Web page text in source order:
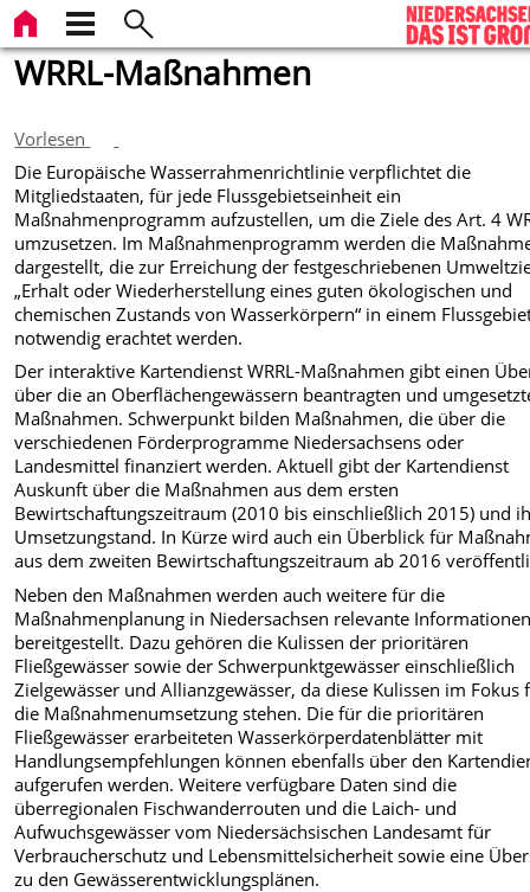
WRRL-Maßnahmen
Vorlesen
Die Europäische Wasserrahmenrichtlinie verpflichtet die
Mitgliedstaaten, für jede Flussgebietseinheit ein
Maßnahmenprogramm aufzustellen, um die Ziele des Art. 4
umzusetzen. Im Maßnahmenprogramm werden die
dargestellt, die zur Erreichung der festgeschriebenen
„Erhalt oder Wiederherstellung eines guten ökologischen und
chemischen Zustands von Wasserkörpern“ in einem
notwendig erachtet werden.
Der interaktive Kartendienst WRRL-Maßnahmen gibt einen
über die an Oberflächengewässern beantragten und
Maßnahmen. Schwerpunkt bilden Maßnahmen, die über die
verschiedenen Förderprogramme Niedersachsens oder
Landesmittel finanziert werden. Aktuell gibt der Kartendienst
Auskunft über die Maßnahmen aus dem ersten
Bewirtschaftungszeitraum (2010 bis einschließlich 2015) und
Umsetzungstand. In Kürze wird auch ein Überblick für
aus dem zweiten Bewirtschaftungszeitraum ab 2016
Neben den Maßnahmen werden auch weitere für die
Maßnahmenplanung in Niedersachsen relevante
bereitgestellt. Dazu gehören die Kulissen der prioritären
Fließgewässer sowie der Schwerpunktgewässer einschließlich
Zielgewässer und Allianzgewässer, da diese Kulissen im Fokus
die Maßnahmenumsetzung stehen. Die für die prioritären
Fließgewässer erarbeiteten Wasserkörperdatenblätter mit
Handlungsempfehlungen können ebenfalls über den
aufgerufen werden. Weitere verfügbare Daten sind die
überregionalen Fischwanderrouten und die Laich- und
Aufwuchsgewässer vom Niedersächsischen Landesamt für
Verbraucherschutz und Lebensmittelsicherheit sowie eine
zu den Gewässerentwicklungsplänen.